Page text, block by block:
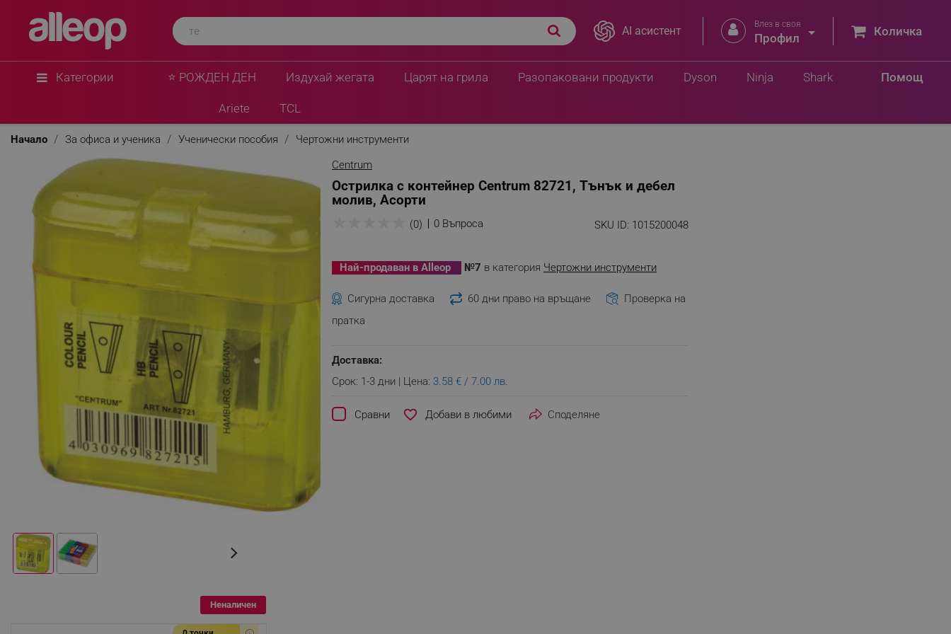
AI асистент  Влез в своя
Профил  Количка
Категории ⭐ РОЖДЕН ДЕН Издухай жегата Царят на грила Разопаковани продукти Помощ
Dyson Ninja Shark
Ariete TCL
Начало За офиса и ученика Ученически пособия
Чертожни инструменти
Centrum
Острилка с контейнер Centrum 82721, Тънък и дебел
молив, Асорти
SKU ID: 1015200048
(0) 0 Въпроса
Най-продаван в Alleop №7 в категория Чертожни инструменти
Сигурна доставка 60 дни право на връщане
Проверка на
пратка
Доставка:
Срок: 1-3 дни | Цена: 3.58 € / 7.00 лв.
Сравни favorite_border Споделяне
Неналичен